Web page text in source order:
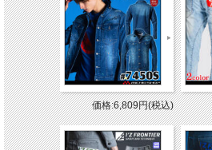
価格:6,809円(税込)